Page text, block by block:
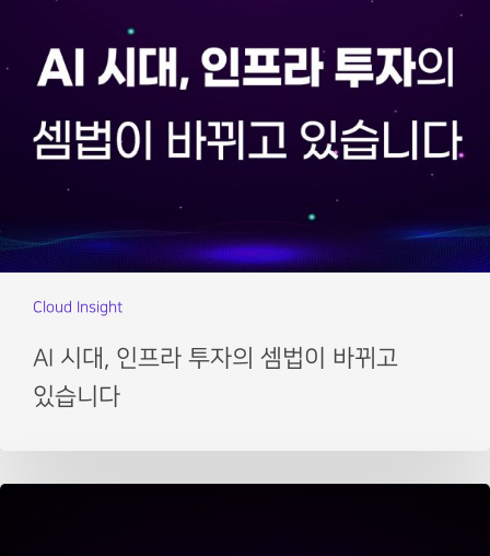
Cloud Insight
AI 시대, 인프라 투자의 셈법이 바뀌고
있습니다